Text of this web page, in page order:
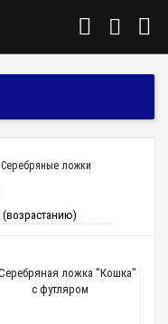
Серебряные ложки